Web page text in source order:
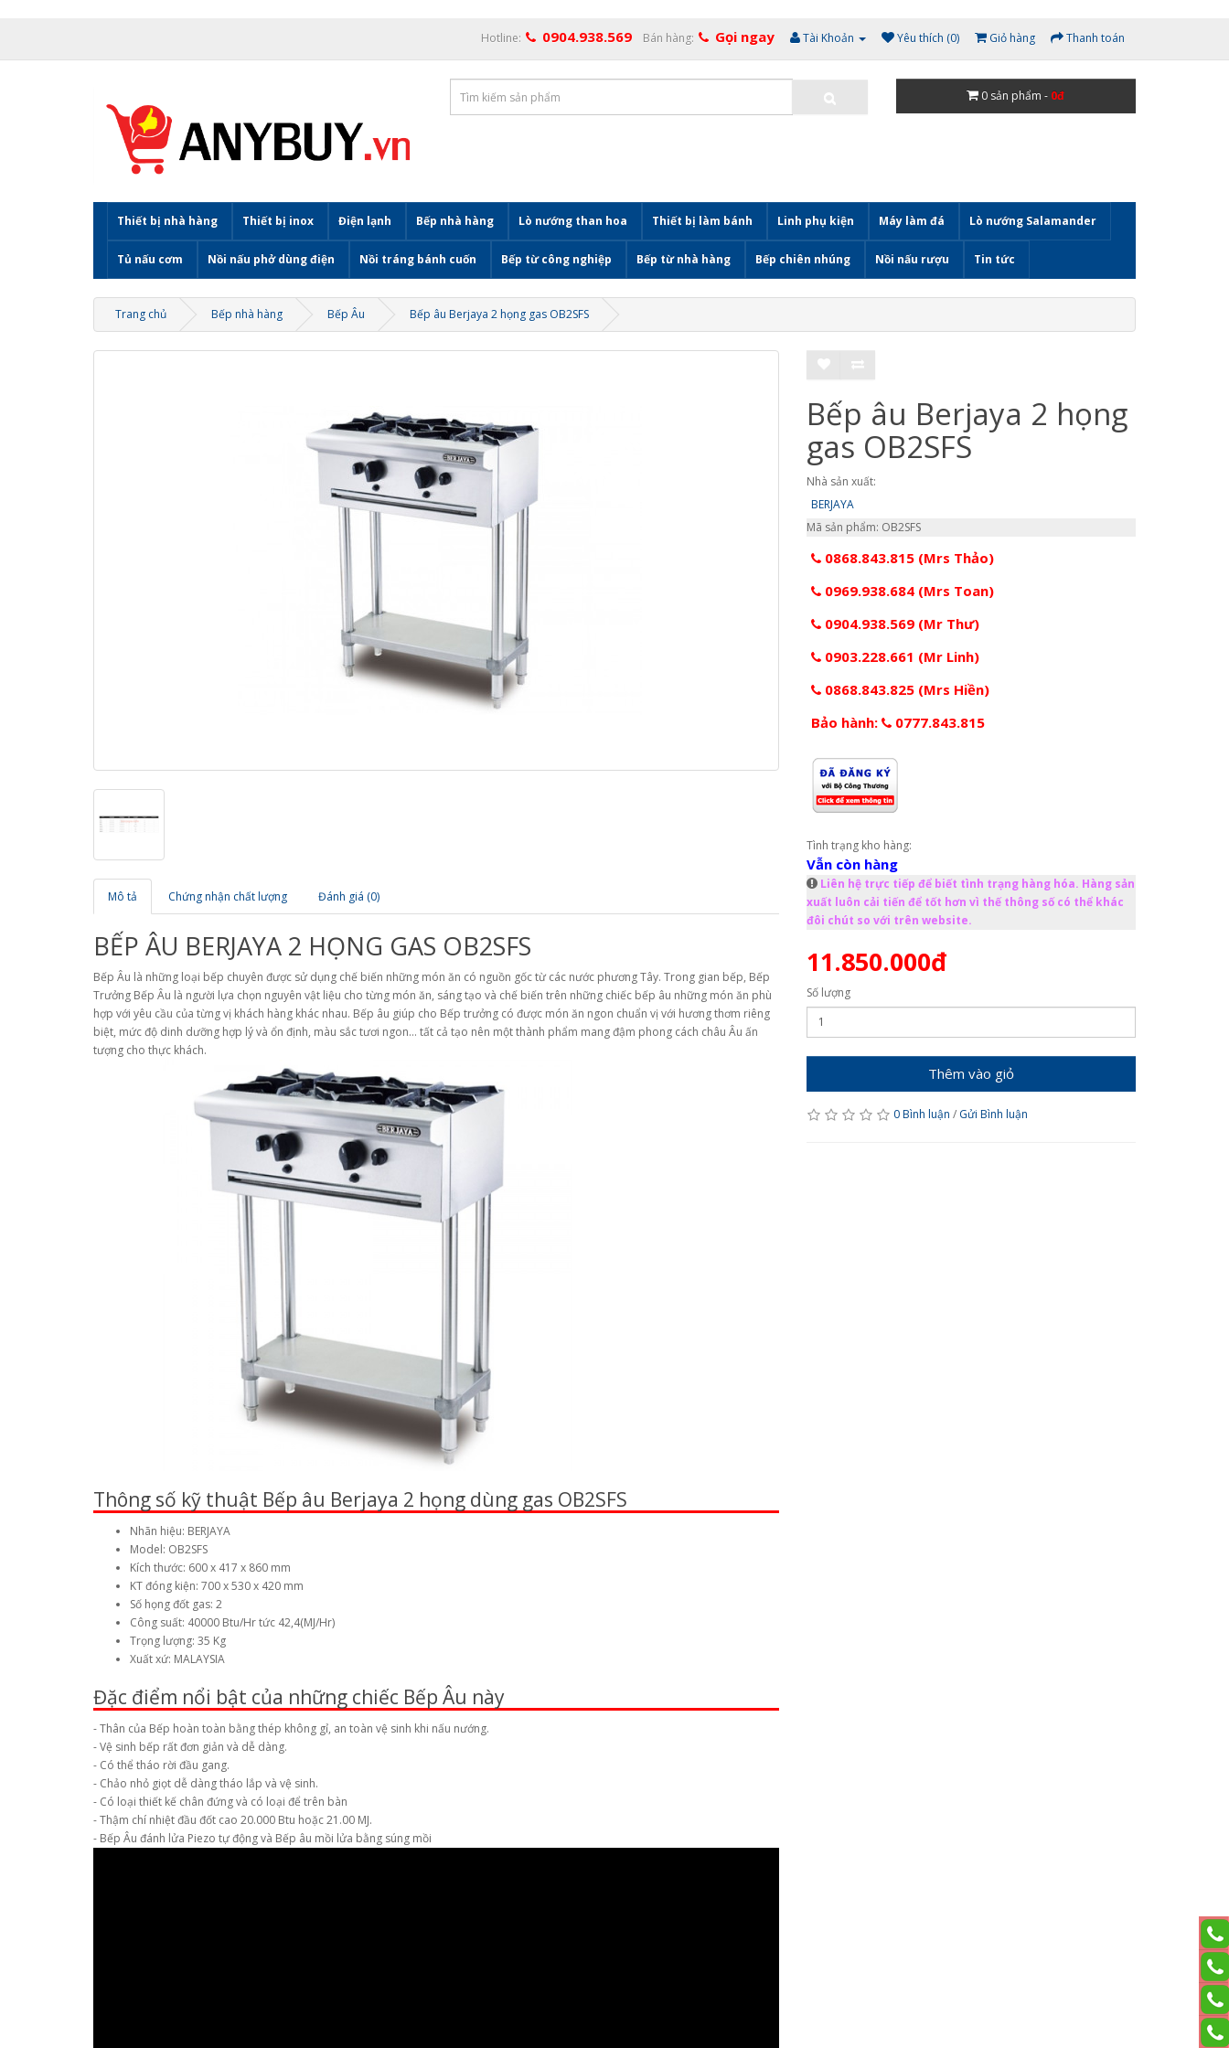
Hotline: 0904.938.569 Bán hàng: Gọi ngay Tài Khoản Yêu thích (0) Giỏ hàng Thanh toán
0 sản phẩm - 0đ
Thiết bị nhà hàng Thiết bị inox Điện lạnh Bếp nhà hàng Lò nướng than hoa Thiết bị làm bánh Linh phụ kiện Máy làm đá Lò nướng Salamander
Tủ nấu cơm Nồi nấu phở dùng điện Nồi tráng bánh cuốn Bếp từ công nghiệp Bếp từ nhà hàng Bếp chiên nhúng Nồi nấu rượu Tin tức
Trang chủ Bếp nhà hàng Bếp Âu Bếp âu Berjaya 2 họng gas OB2SFS
Mô tả Chứng nhận chất lượng Đánh giá (0)
BẾP ÂU BERJAYA 2 HỌNG GAS OB2SFS
Bếp Âu là những loại bếp chuyên được sử dụng chế biến những món ăn có nguồn gốc từ các nước phương Tây. Trong gian bếp, Bếp
Trưởng Bếp Âu là người lựa chọn nguyên vật liệu cho từng món ăn, sáng tạo và chế biến trên những chiếc bếp âu những món ăn phù
hợp với yêu cầu của từng vị khách hàng khác nhau. Bếp âu giúp cho Bếp trưởng có được món ăn ngon chuẩn vị với hương thơm riêng
biệt, mức độ dinh dưỡng hợp lý và ổn định, màu sắc tươi ngon… tất cả tạo nên một thành phẩm mang đậm phong cách châu Âu ấn
tượng cho thực khách.
Thông số kỹ thuật Bếp âu Berjaya 2 họng dùng gas OB2SFS
Nhãn hiệu: BERJAYA
Model: OB2SFS
Kích thước: 600 x 417 x 860 mm
KT đóng kiện: 700 x 530 x 420 mm
Số họng đốt gas: 2
Công suất: 40000 Btu/Hr tức 42,4(MJ/Hr)
Trọng lượng: 35 Kg
Xuất xứ: MALAYSIA
Đặc điểm nổi bật của những chiếc Bếp Âu này
- Thân của Bếp hoàn toàn bằng thép không gỉ, an toàn vệ sinh khi nấu nướng.
- Vệ sinh bếp rất đơn giản và dễ dàng.
- Có thể tháo rời đầu gang.
- Chảo nhỏ giọt dễ dàng tháo lắp và vệ sinh.
- Có loại thiết kế chân đứng và có loại để trên bàn
- Thậm chí nhiệt đầu đốt cao 20.000 Btu hoặc 21.00 MJ.
- Bếp Âu đánh lửa Piezo tự động và Bếp âu mồi lửa bằng súng mồi
Bếp âu Berjaya 2 họng
gas OB2SFS
Nhà sản xuất:
BERJAYA
Mã sản phẩm: OB2SFS
0868.843.815 (Mrs Thảo)
0969.938.684 (Mrs Toan)
0904.938.569 (Mr Thư)
0903.228.661 (Mr Linh)
0868.843.825 (Mrs Hiền)
Bảo hành:
0777.843.815
Tình trạng kho hàng:
Vẫn còn hàng
Liên hệ trực tiếp để biết tình trạng hàng hóa. Hàng sản
xuất luôn cải tiến để tốt hơn vì thế thông số có thể khác
đôi chút so với trên website.
11.850.000đ
Số lượng
Thêm vào giỏ
0 Bình luận / Gửi Bình luận